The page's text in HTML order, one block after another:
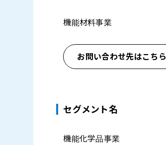
機能材料事業
お問い合わせ先はこちら
セグメント名
機能化学品事業